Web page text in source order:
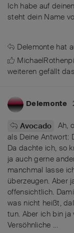
Ich habe auf
steht dein Name
Delemonte hat
weiteren gefällt das
Delemonte
Avocado
Ah,
als Deine Antwort:
Da dachte ich, so
ja auch gerne
manchmal lasse
überzeugen. Aber
offensichtlich.
was nicht heißt,
tun. Aber ich bin ja
Versöhnliche ...